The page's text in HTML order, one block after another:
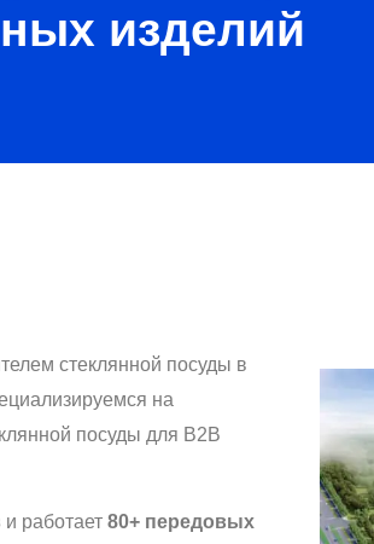
изделий
стеклянной посуды в
на
посуды для B2B
и работает 80+ передовых